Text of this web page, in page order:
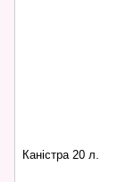
Каністра 20 л.